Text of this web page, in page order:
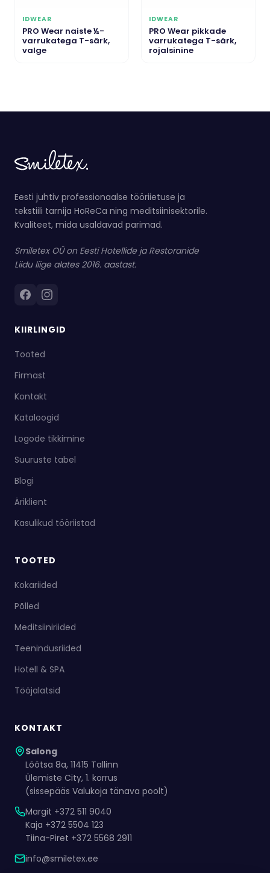
IDWEAR
PRO Wear naiste ½-
varrukatega T-särk,
valge
IDWEAR
PRO Wear pikkade
varrukatega T-särk,
rojalsinine
Eesti juhtiv professionaalse tööriietuse ja
tekstiili tarnija HoReCa ning meditsiinisektorile.
Kvaliteet, mida usaldavad parimad.
Smiletex OÜ on Eesti Hotellide ja Restoranide
Liidu liige alates 2016. aastast.
KIIRLINGID
Tooted
Firmast
Kontakt
Kataloogid
Logode tikkimine
Suuruste tabel
Blogi
Äriklient
Kasulikud tööriistad
TOOTED
Kokariided
Põlled
Meditsiiniriided
Teenindusriided
Hotell & SPA
Tööjalatsid
KONTAKT
Salong
Lõõtsa 8a, 11415 Tallinn
Ülemiste City, 1. korrus
(sissepääs Valukoja tänava poolt)
Margit +372 511 9040
Kaja +372 5504 123
Tiina-Piret +372 5568 2911
info@smiletex.ee